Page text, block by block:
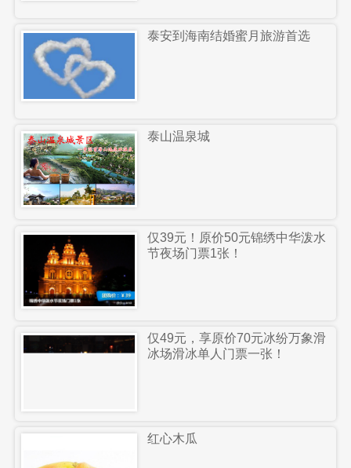
泰安到海南结婚蜜月旅游首选
泰山温泉城
仅39元！原价50元锦绣中华泼水
节夜场门票1张！
仅49元，享原价70元冰纷万象滑
冰场滑冰单人门票一张！
红心木瓜